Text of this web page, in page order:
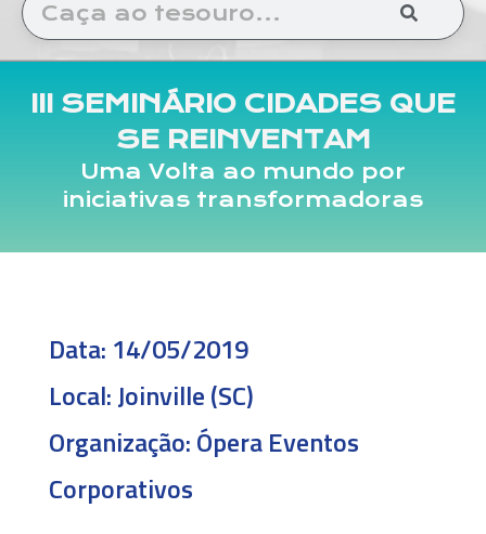
III SEMINÁRIO CIDADES QUE
SE REINVENTAM
Uma Volta ao mundo por
iniciativas transformadoras
Data: 14/05/2019
Local:Joinville (SC)
Organização:Ópera Eventos
Corporativos